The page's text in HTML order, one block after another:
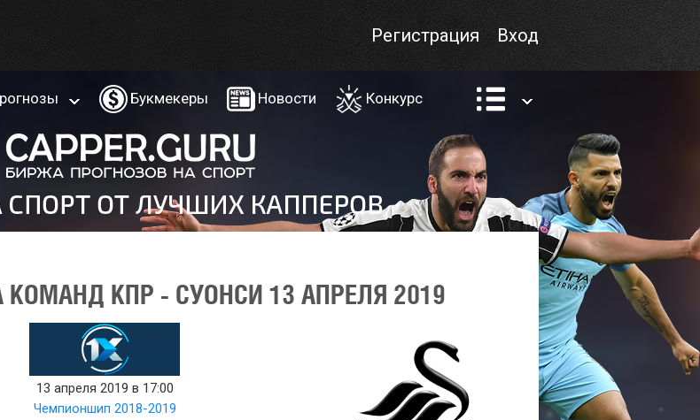
Вход
Регистрация
Букмекеры Новости Конкурс
КПР - СУОНСИ 13 АПРЕЛЯ 2019
13 апреля 2019 в 17:00
Чемпионшип 2018-2019